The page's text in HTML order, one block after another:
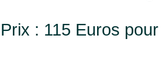
Prix : 115 Euros